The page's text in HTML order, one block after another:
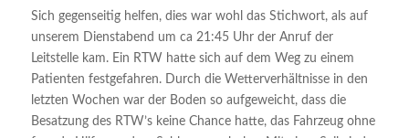
Sich gegenseitig helfen, dies war wohl das Stichwort, als auf
unserem Dienstabend um ca 21:45 Uhr der Anruf der
Leitstelle kam. Ein RTW hatte sich auf dem Weg zu einem
Patienten festgefahren. Durch die Wetterverhältnisse in den
letzten Wochen war der Boden so aufgeweicht, dass die
Besatzung des RTW’s keine Chance hatte, das Fahrzeug ohne